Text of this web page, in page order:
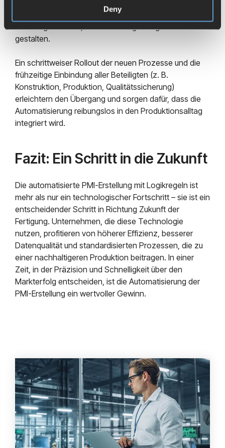
Deny
gezieltes Change Management und praxisnahe
gestalten.
Ein schrittweiser Rollout der neuen Prozesse und die
frühzeitige Einbindung aller Beteiligten (z. B.
Konstruktion, Produktion, Qualitätssicherung)
erleichtern den Übergang und sorgen dafür, dass die
Automatisierung reibungslos in den Produktionsalltag
integriert wird.
Fazit: Ein Schritt in die Zukunft
Die automatisierte PMI-Erstellung mit Logikregeln ist
mehr als nur ein technologischer Fortschritt – sie ist ein
entscheidender Schritt in Richtung Zukunft der
Fertigung. Unternehmen, die diese Technologie
nutzen, profitieren von höherer Effizienz, besserer
Datenqualität und standardisierten Prozessen, die zu
einer nachhaltigeren Produktion beitragen. In einer
Zeit, in der Präzision und Schnelligkeit über den
Markterfolg entscheiden, ist die Automatisierung der
PMI-Erstellung ein wertvoller Gewinn.